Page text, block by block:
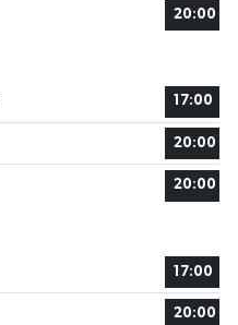
20:00
17:00
20:00
20:00
17:00
20:00